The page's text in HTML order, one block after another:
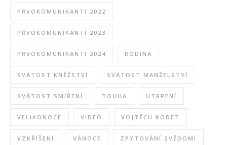
PRVOKOMUNIKANTI 2022
PRVOKOMUNIKANTI 2023
PRVOKOMUNIKANTI 2024 RODINA
SVÁTOST KNĚŽSTVÍ SVÁTOST MANŽELSTVÍ
SVÁTOST SMÍŘENÍ TOUHA UTRPENÍ
VELIKONOCE VIDEO VOJTĚCH KODET
VZKŘÍŠENÍ VÁNOCE ZPYTOVÁNÍ SVĚDOMÍ